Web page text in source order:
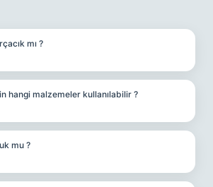
mı ?
hangi malzemeler kullanılabilir ?
mu ?